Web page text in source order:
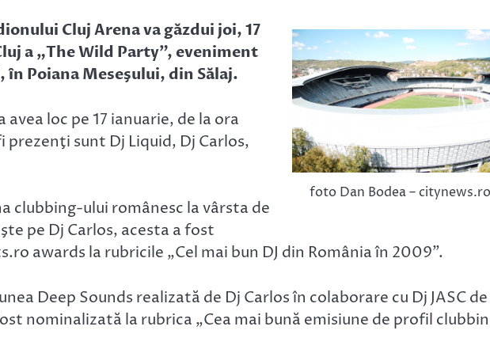
foto Dan Bodea – citynews.ro
Cluj Arena va găzdui joi, 17
a „The Wild Party”, eveniment
în Poiana Meseşului, din Sălaj.
loc pe 17 ianuarie, de la ora
sunt Dj Liquid, Dj Carlos,
clubbing-ului românesc la vârsta de
pe Dj Carlos, acesta a fost
awards la rubricile „Cel mai bun DJ din România în 2009”.
Deep Sounds realizată de Dj Carlos în colaborare cu Dj JASC de
nominalizată la rubrica „Cea mai bună emisiune de profil